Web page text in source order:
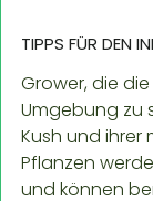
TIPPS FÜR DEN
Grower, die
Umgebung zu
Kush und ihrer
Pflanzen
und können